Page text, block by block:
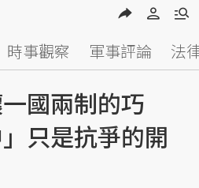
時事觀察 軍事評論 法
國兩制的巧
只是抗爭的開